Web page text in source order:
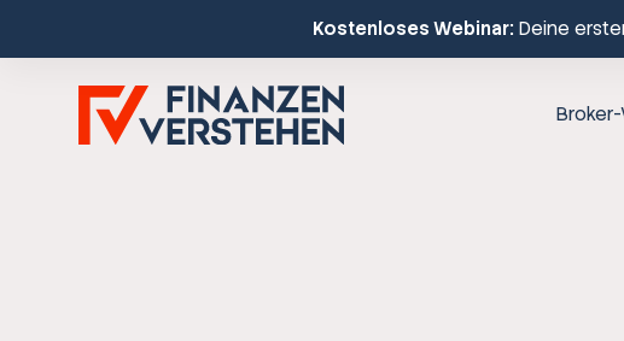
Kostenloses Webinar: Deine